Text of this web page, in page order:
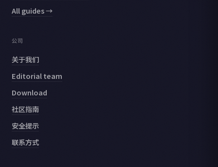
All guides →
公司
关于我们
Editorial team
Download
社区指南
安全提示
联系方式